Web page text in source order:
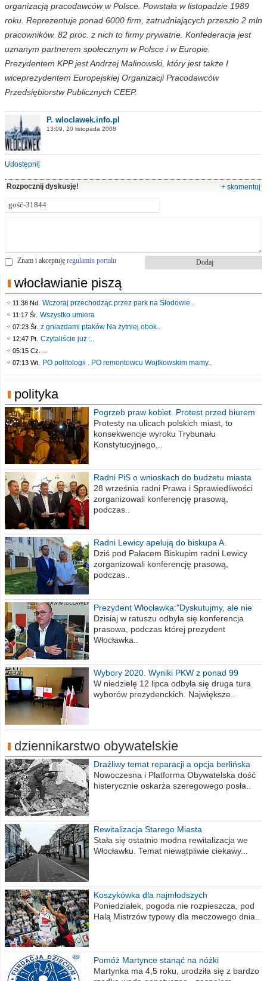
organizacją pracodawców w Polsce. Powstała w listopadzie 1989
roku. Reprezentuje ponad 6000 firm, zatrudniających przeszło 2 mln
pracowników. 82 proc. z nich to firmy prywatne. Konfederacja jest
uznanym partnerem społecznym w Polsce i w Europie.
Prezydentem KPP jest Andrzej Malinowski, który jest także I
wiceprezydentem Europejskiej Organizacji Pracodawców
Przedsiębiorstw Publicznych CEEP.
P. wloclawek.info.pl
13:09, 20 listopada 2008
Udostępnij
Rozpocznij dyskusję! + skomentuj
Znam i akceptuję regulamin portalu
włocławianie piszą
11:38 Nd. Wczoraj przechodząc przez park na Słodowie..
11:17 Śr. Wszystko umiera
07:23 Śr. z gniazdami ptaków Na żytniej obok..
12:47 Pt. Czytaliście już :..
05:15 Cz. ..
07:13 Wt. PO politologii . PO remontowcu Wojtkowskim mamy..
polityka
Pogrzeb praw kobiet. Protest przed biurem
poselskim PiS
Protesty na ulicach polskich miast, to
konsekwencje wyroku Trybunału
Konstytucyjnego,..
Radni PiS o wnioskach do budżetu miasta
na 2021 rok
28 września radni Prawa i Sprawiedliwości
zorganizowali konferencję prasową,
podczas..
Radni Lewicy apelują do biskupa A.
Wiesława Meringa
Dziś pod Pałacem Biskupim radni Lewicy
zorganizowali konferencję prasową,
podczas..
Prezydent Włocławka:"Dyskutujmy, ale nie
obrażajmy się”
Dzisiaj w ratuszu odbyła się konferencja
prasowa, podczas której prezydent
Włocławka..
Wybory 2020. Wyniki PKW z ponad 99
procent obwodów
W niedzielę 12 lipca odbyła się druga tura
wyborów prezydenckich. Największe..
dziennikarstwo obywatelskie
Drażliwy temat reparacji a opcja berlińska
Nowoczesna i Platforma Obywatelska dość
histerycznie oskarża szeregowego posła..
Rewitalizacja Starego Miasta
Stała się ostatnio modna rewitalizacja we
Włocławku. Temat niewątpliwie ciekawy...
Koszykówka dla najmłodszych
Poniedziałek, pogoda nie rozpieszcza, pod
Halą Mistrzów typowy dla meczowego dnia..
Pomóż Martynce stanąć na nóżki
Martynka ma 4,5 roku, urodziła się z bardzo